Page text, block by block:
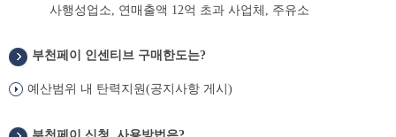
사행성업소, 연매출액 12억 초과 사업체, 주유소
부천페이 인센티브 구매한도는?
예산범위 내 탄력지원(공지사항 게시)